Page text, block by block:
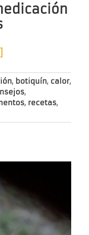
, botiquín, calor,
,
, recetas,